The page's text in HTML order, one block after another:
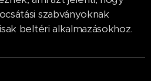
szabványoknak
beltéri alkalmazásokhoz.